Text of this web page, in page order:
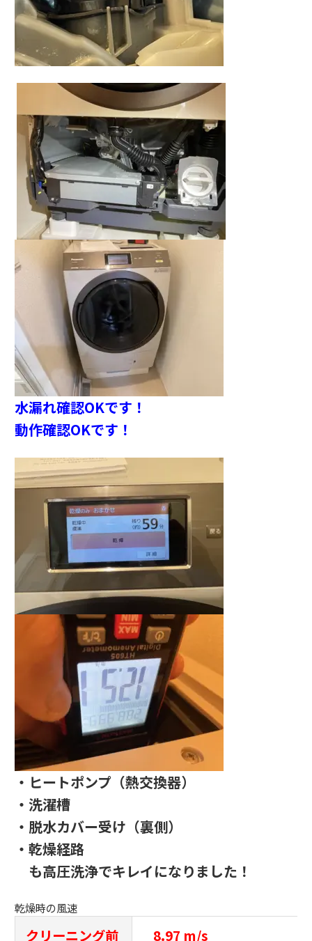
水漏れ確認OKです！
動作確認OKです！
・ヒートポンプ（熱交換器）
・洗濯槽
・脱水カバー受け（裏側）
・乾燥経路
も高圧洗浄でキレイになりました！
乾燥時の風速
クリーニング前 8.97 m/s